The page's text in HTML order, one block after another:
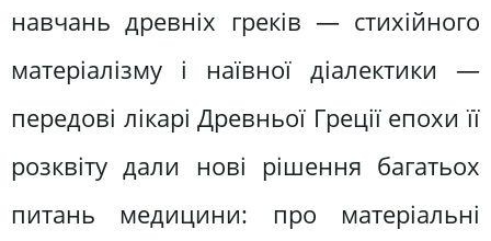
навчань древніх греків — стихійного
матеріалізму і наївної діалектики —
передові лікарі Древньої Греції епохи її
розквіту дали нові рішення багатьох
питань медицини: про матеріальні